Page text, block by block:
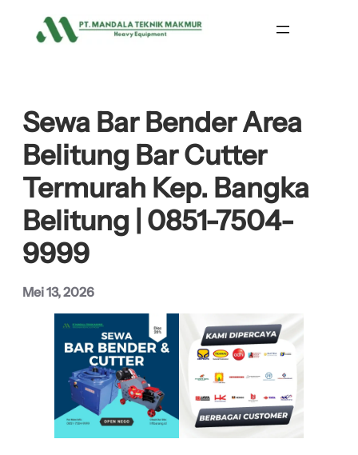
Sewa Bar Bender Area
Belitung Bar Cutter
Termurah Kep. Bangka
Belitung | 0851-7504-
9999
Mei 13, 2026